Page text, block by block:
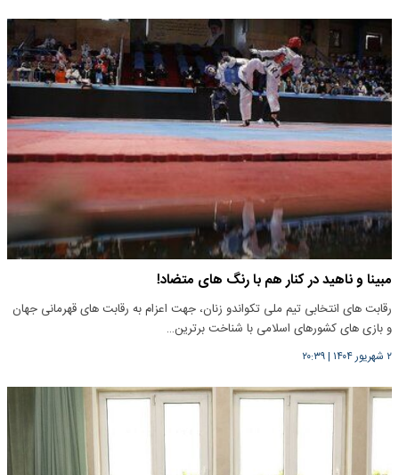
مبینا و ناهید در کنار هم با رنگ های متضاد!
رقابت های انتخابی تیم ملی تکواندو زنان، جهت اعزام به رقابت های قهرمانی جهان
و بازی های کشورهای اسلامی با شناخت برترین…
۲ شهریور ۱۴۰۴ |۲۰:۳۹